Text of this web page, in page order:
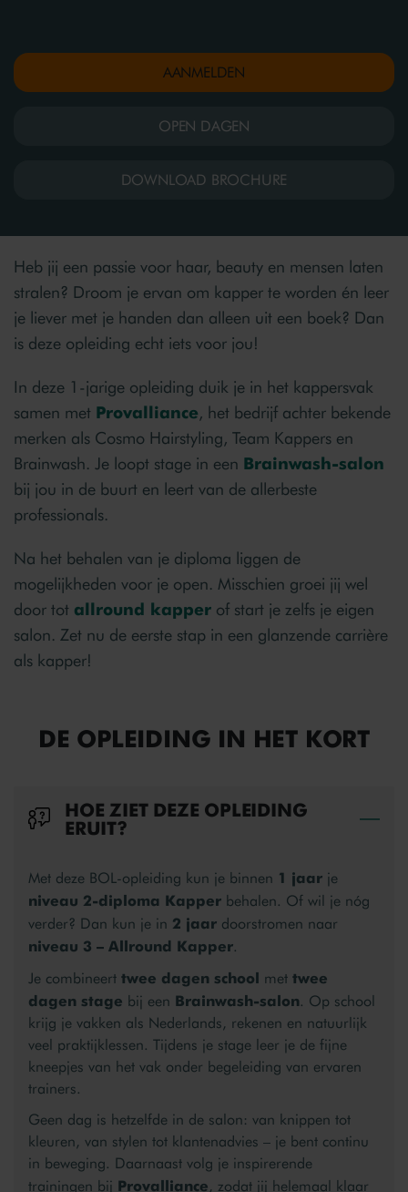
AANMELDEN
OPEN DAGEN
DOWNLOAD BROCHURE
Heb jij een passie voor haar, beauty en mensen laten
stralen? Droom je ervan om kapper te worden én leer
je liever met je handen dan alleen uit een boek? Dan
is deze opleiding echt iets voor jou!
In deze 1-jarige opleiding duik je in het kappersvak
samen met Provalliance, het bedrijf achter bekende
merken als Cosmo Hairstyling, Team Kappers en
Brainwash. Je loopt stage in een Brainwash-salon
bij jou in de buurt en leert van de allerbeste
professionals.
Na het behalen van je diploma liggen de
mogelijkheden voor je open. Misschien groei jij wel
door tot allround kapper of start je zelfs je eigen
salon. Zet nu de eerste stap in een glanzende carrière
als kapper!
DE OPLEIDING IN HET KORT
HOE ZIET DEZE OPLEIDING
ERUIT?
Met deze BOL-opleiding kun je binnen 1 jaar je
niveau 2-diploma Kapper behalen. Of wil je nóg
verder? Dan kun je in 2 jaar doorstromen naar
niveau 3 – Allround Kapper.
Je combineert twee dagen school met twee
dagen stage bij een Brainwash-salon. Op school
krijg je vakken als Nederlands, rekenen en natuurlijk
veel praktijklessen. Tijdens je stage leer je de fijne
kneepjes van het vak onder begeleiding van ervaren
trainers.
Geen dag is hetzelfde in de salon: van knippen tot
kleuren, van stylen tot klantenadvies – je bent continu
in beweging. Daarnaast volg je inspirerende
trainingen bij Provalliance, zodat jij helemaal klaar